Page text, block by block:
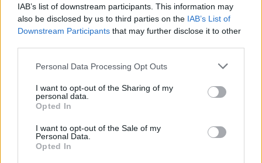
IAB’s list of downstream participants. This information may
also be disclosed by us to third parties on the IAB’s List of
Downstream Participants that may further disclose it to other
Personal Data Processing Opt Outs
I want to opt-out of the Sharing of my
personal data.
Opted In
I want to opt-out of the Sale of my
Personal Data.
Opted In
Πριν 4 χρόνια
Θανατηφόρο τροχαίο στον Δαφνώνα με θύμα 42χρονη